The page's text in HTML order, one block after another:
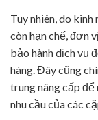
Tuy nhiên, do
còn hạn chế, đơn
bảo hành dịch vụ
hàng. Đây cũng
trung nâng cấp để
nhu cầu của các